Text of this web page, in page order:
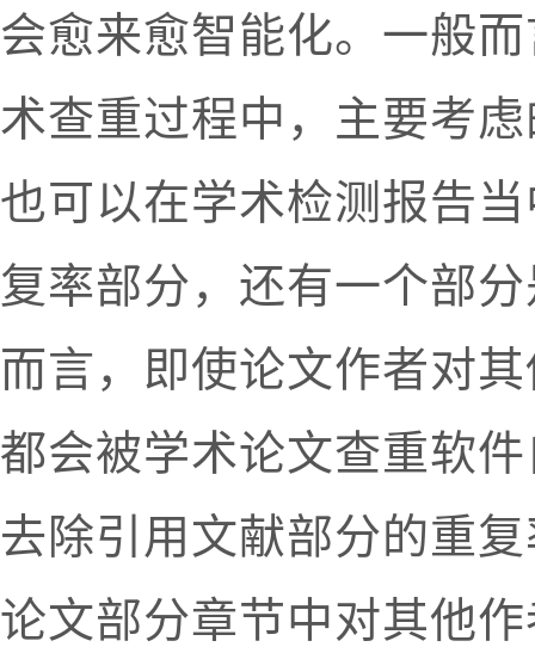
会愈来愈智能化。一般
术查重过程中，主要考
也可以在学术检测报告
复率部分，还有一个部
而言，即使论文作者对
都会被学术论文查重软
去除引用文献部分的重
论文部分章节中对其他